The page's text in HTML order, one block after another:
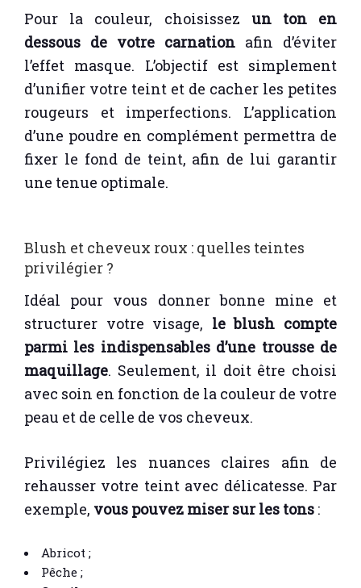
Pour la couleur, choisissez un ton en
dessous de votre carnation afin d’éviter
l’effet masque. L’objectif est simplement
d’unifier votre teint et de cacher les petites
rougeurs et imperfections. L’application
d’une poudre en complément permettra de
fixer le fond de teint, afin de lui garantir
une tenue optimale.
Blush et cheveux roux : quelles teintes
privilégier ?
Idéal pour vous donner bonne mine et
structurer votre visage, le blush compte
parmi les indispensables d’une trousse de
maquillage. Seulement, il doit être choisi
avec soin en fonction de la couleur de votre
peau et de celle de vos cheveux.
Privilégiez les nuances claires afin de
rehausser votre teint avec délicatesse. Par
exemple, vous pouvez miser sur les tons :
Abricot ;
Pêche ;